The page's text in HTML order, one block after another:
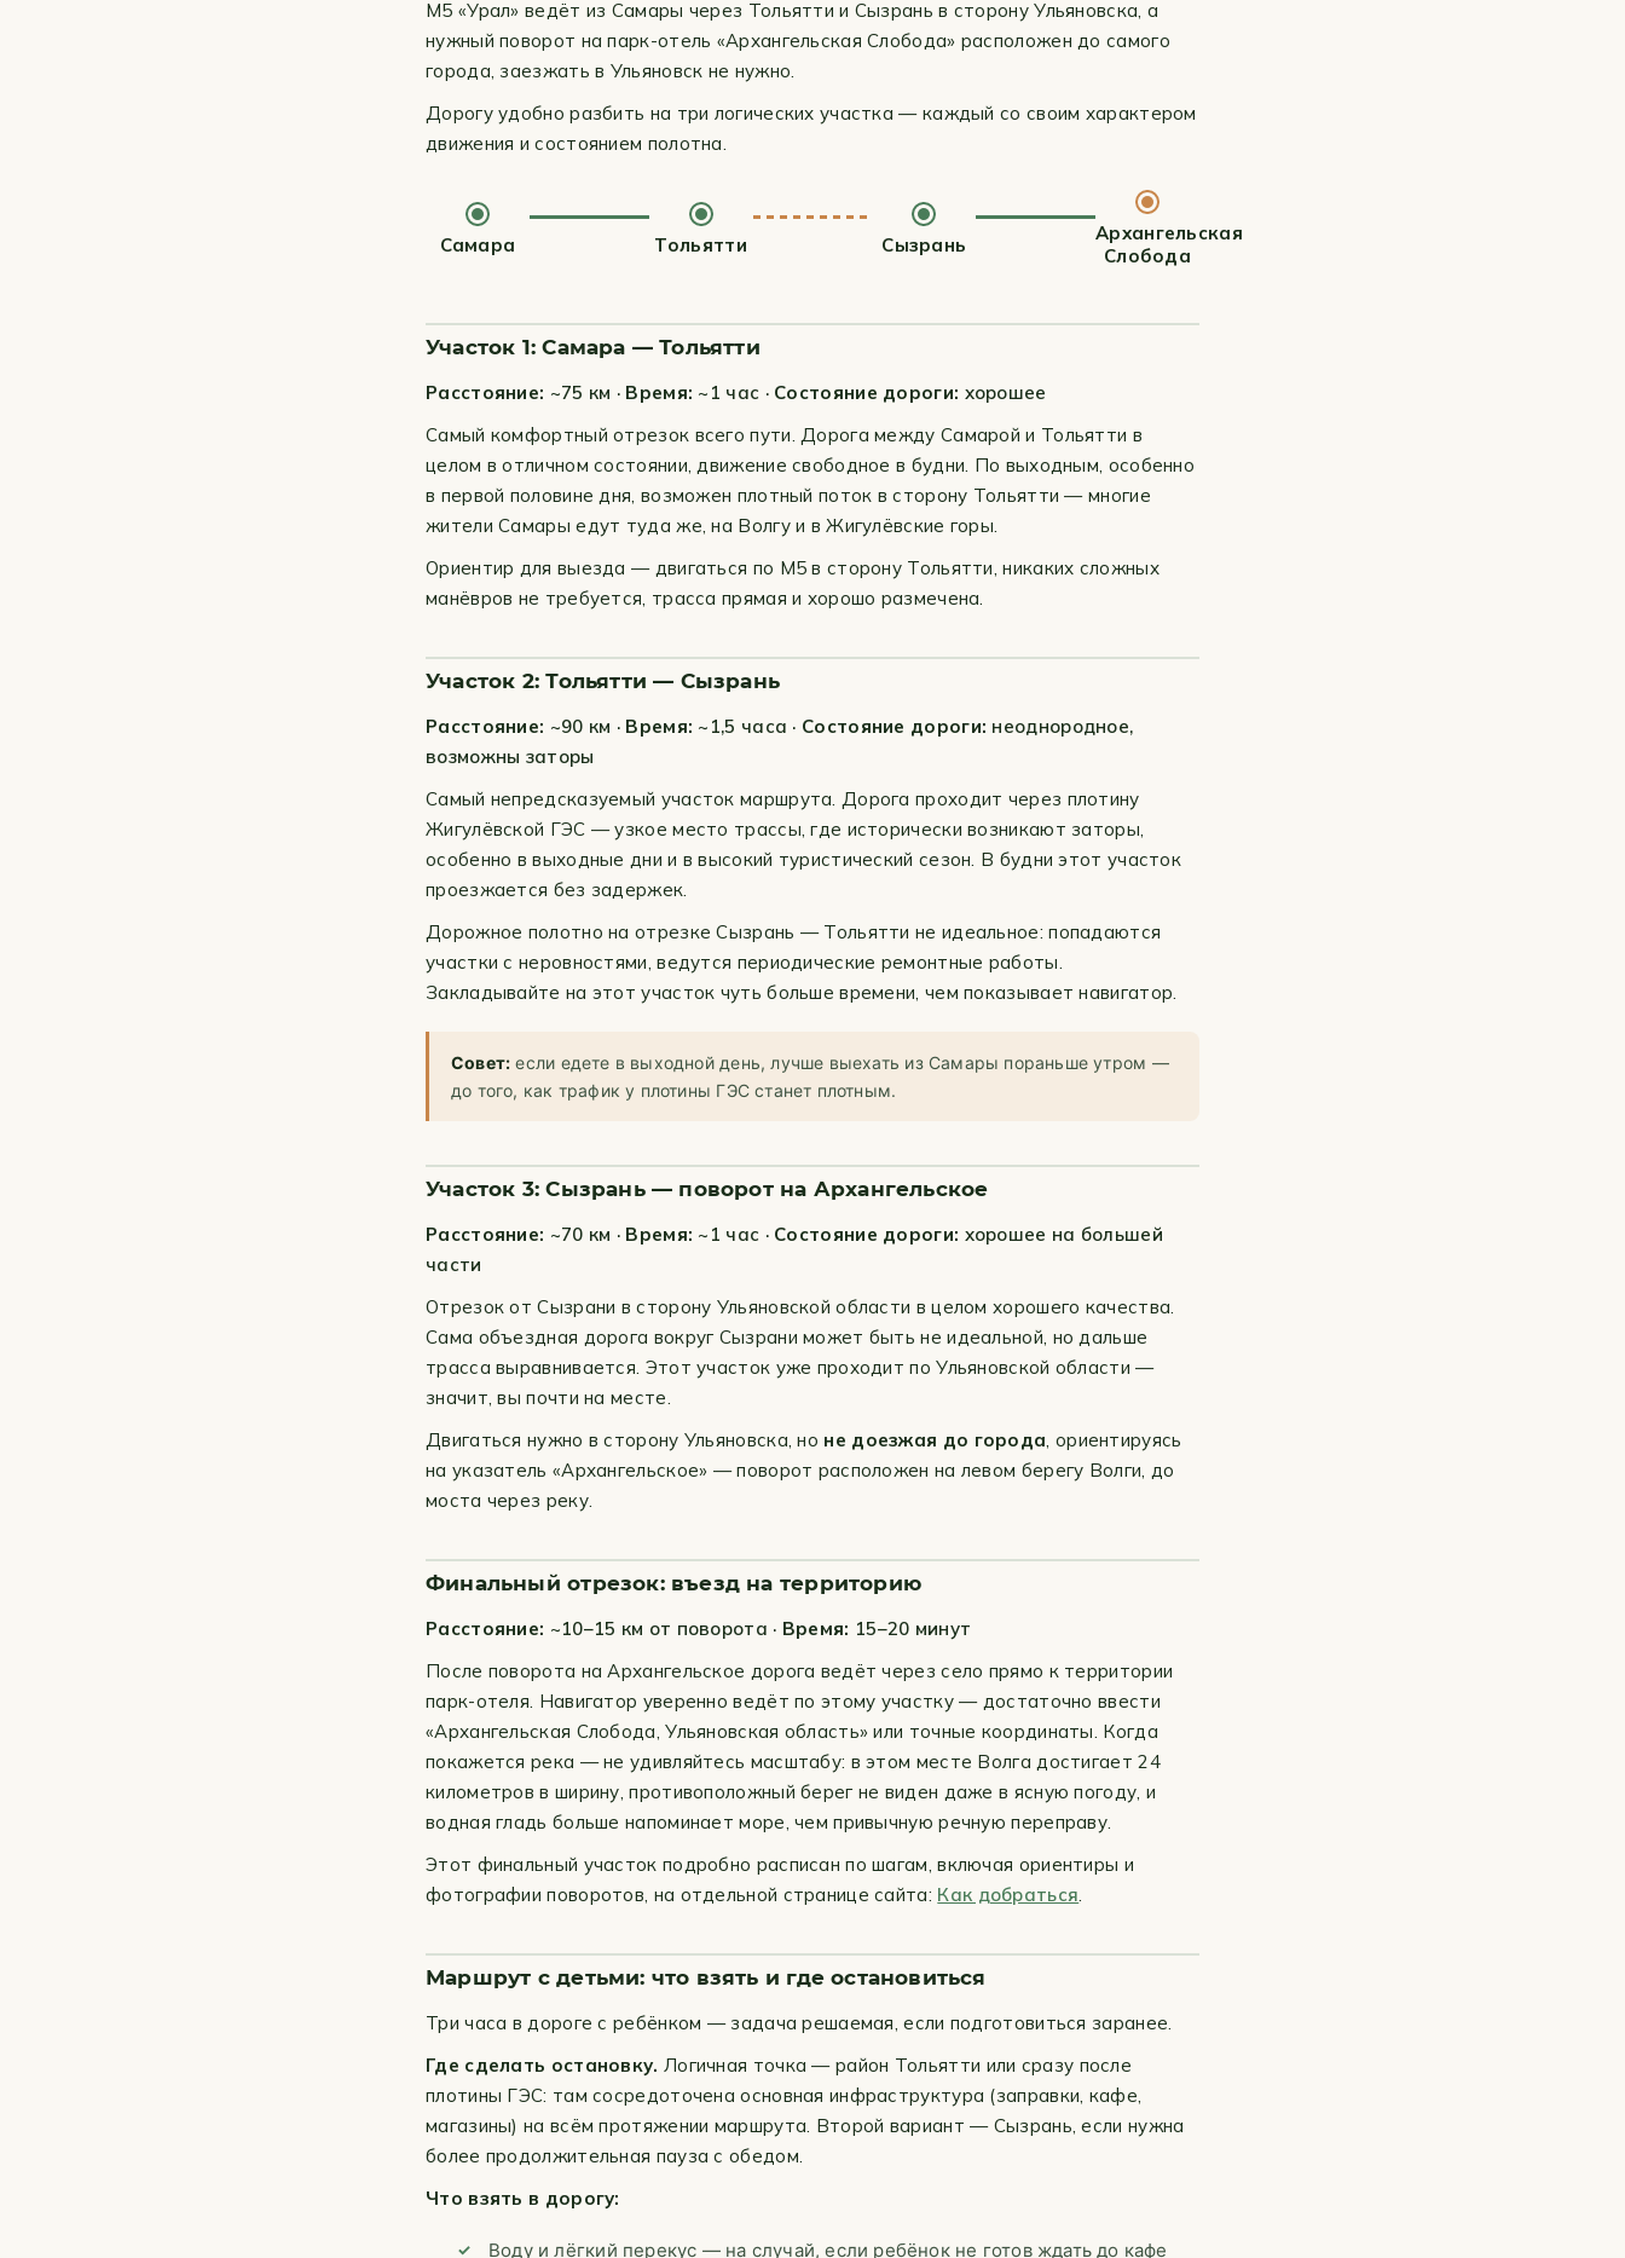
М5 «Урал» ведёт из Самары через Тольятти и Сызрань в сторону Ульяновска, а
нужный поворот на парк-отель «Архангельская Слобода» расположен до самого
города, заезжать в Ульяновск не нужно.
Дорогу удобно разбить на три логических участка — каждый со своим характером
движения и состоянием полотна.
Самара Тольятти Сызрань
Архангельская
Слобода
Участок 1: Самара — Тольятти
Расстояние: ~75 км · Время: ~1 час · Состояние дороги: хорошее
Самый комфортный отрезок всего пути. Дорога между Самарой и Тольятти в
целом в отличном состоянии, движение свободное в будни. По выходным, особенно
в первой половине дня, возможен плотный поток в сторону Тольятти — многие
жители Самары едут туда же, на Волгу и в Жигулёвские горы.
Ориентир для выезда — двигаться по М5 в сторону Тольятти, никаких сложных
манёвров не требуется, трасса прямая и хорошо размечена.
Участок 2: Тольятти — Сызрань
Расстояние: ~90 км · Время: ~1,5 часа · Состояние дороги: неоднородное,
возможны заторы
Самый непредсказуемый участок маршрута. Дорога проходит через плотину
Жигулёвской ГЭС — узкое место трассы, где исторически возникают заторы,
особенно в выходные дни и в высокий туристический сезон. В будни этот участок
проезжается без задержек.
Дорожное полотно на отрезке Сызрань — Тольятти не идеальное: попадаются
участки с неровностями, ведутся периодические ремонтные работы.
Закладывайте на этот участок чуть больше времени, чем показывает навигатор.
Совет: если едете в выходной день, лучше выехать из Самары пораньше утром —
до того, как трафик у плотины ГЭС станет плотным.
Участок 3: Сызрань — поворот на Архангельское
Расстояние: ~70 км · Время: ~1 час · Состояние дороги: хорошее на большей
части
Отрезок от Сызрани в сторону Ульяновской области в целом хорошего качества.
Сама объездная дорога вокруг Сызрани может быть не идеальной, но дальше
трасса выравнивается. Этот участок уже проходит по Ульяновской области —
значит, вы почти на месте.
Двигаться нужно в сторону Ульяновска, но не доезжая до города, ориентируясь
на указатель «Архангельское» — поворот расположен на левом берегу Волги, до
моста через реку.
Финальный отрезок: въезд на территорию
Расстояние: ~10–15 км от поворота · Время: 15–20 минут
После поворота на Архангельское дорога ведёт через село прямо к территории
парк-отеля. Навигатор уверенно ведёт по этому участку — достаточно ввести
«Архангельская Слобода, Ульяновская область» или точные координаты. Когда
покажется река — не удивляйтесь масштабу: в этом месте Волга достигает 24
километров в ширину, противоположный берег не виден даже в ясную погоду, и
водная гладь больше напоминает море, чем привычную речную переправу.
Этот финальный участок подробно расписан по шагам, включая ориентиры и
фотографии поворотов, на отдельной странице сайта: Как добраться.
Маршрут с детьми: что взять и где остановиться
Три часа в дороге с ребёнком — задача решаемая, если подготовиться заранее.
Где сделать остановку. Логичная точка — район Тольятти или сразу после
плотины ГЭС: там сосредоточена основная инфраструктура (заправки, кафе,
магазины) на всём протяжении маршрута. Второй вариант — Сызрань, если нужна
более продолжительная пауза с обедом.
Что взять в дорогу:
Воду и лёгкий перекус — на случай, если ребёнок не готов ждать до кафе